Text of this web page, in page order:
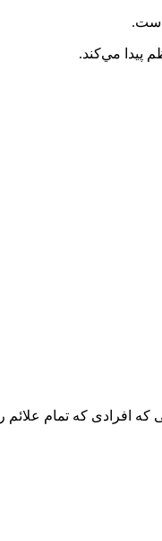
است.
پيدا مي‌کند.
افرادی که تمام